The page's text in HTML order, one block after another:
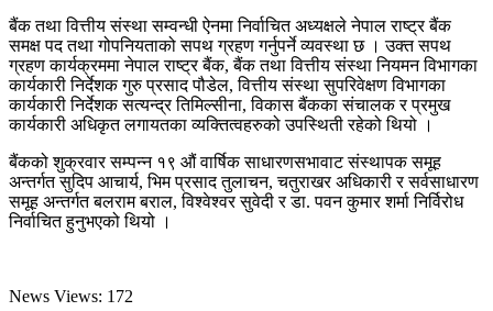
बैंक तथा वित्तीय संस्था सम्वन्धी ऐनमा निर्वाचित अध्यक्षले नेपाल राष्ट्र बैंक
समक्ष पद तथा गोपनियताको सपथ ग्रहण गर्नुपर्ने व्यवस्था छ । उक्त सपथ
ग्रहण कार्यक्रममा नेपाल राष्ट्र बैंक, बैंक तथा वित्तीय संस्था नियमन विभागका
कार्यकारी निर्देशक गुरु प्रसाद पौडेल, वित्तीय संस्था सुपरिवेक्षण विभागका
कार्यकारी निर्देशक सत्यन्द्र तिमिल्सीना, विकास बैंकका संचालक र प्रमुख
कार्यकारी अधिकृत लगायतका व्यक्तित्वहरुको उपस्थिती रहेको थियो ।
बैंकको शुक्रवार सम्पन्न १९ औं वार्षिक साधारणसभावाट संस्थापक समूह
अन्तर्गत सुदिप आचार्य, भिम प्रसाद तुलाचन, चतुराखर अधिकारी र सर्वसाधारण
समूह अन्तर्गत बलराम बराल, विश्वेश्वर सुवेदी र डा. पवन कुमार शर्मा निर्विरोध
निर्वाचित हुनुभएको थियो ।
News Views: 172